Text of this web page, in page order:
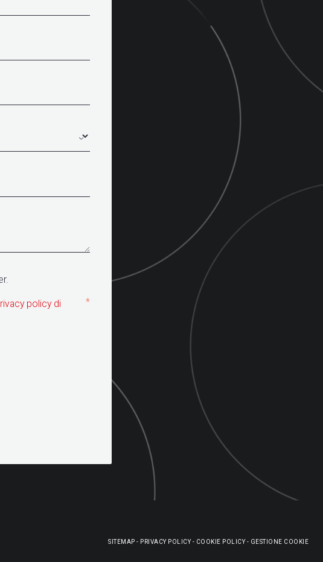
policy di
*
SITEMAP - PRIVACY POLICY- COOKIE POLICY- GESTIONE COOKIE